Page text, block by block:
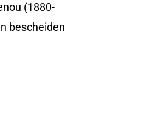
(1880-
bescheiden